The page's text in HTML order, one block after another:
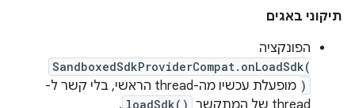
תיקוני באגים
הפונקציה
SandboxedSdkProviderCompat.onLoadSdk(
)
מופעלת עכשיו מה-thread הראשי, בלי קשר ל-
thread של המתקשר
loadSdk()
.